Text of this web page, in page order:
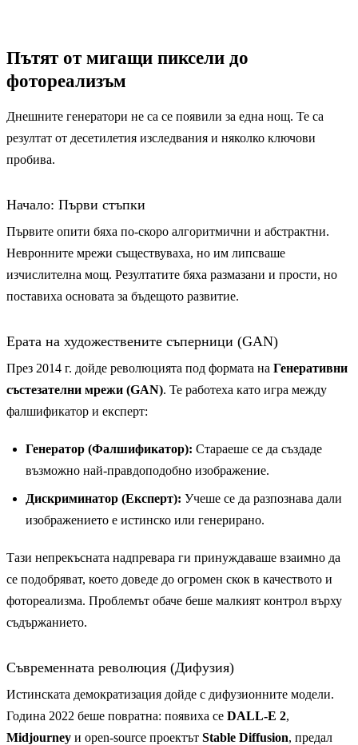
Пътят от мигащи пиксели до
фотореализъм
Днешните генератори не са се появили за една нощ. Те са
резултат от десетилетия изследвания и няколко ключови
пробива.
Начало: Първи стъпки
Първите опити бяха по-скоро алгоритмични и абстрактни.
Невронните мрежи съществуваха, но им липсваше
изчислителна мощ. Резултатите бяха размазани и прости, но
поставиха основата за бъдещото развитие.
Ерата на художествените съперници (GAN)
През 2014 г. дойде революцията под формата на Генеративни
състезателни мрежи (GAN). Те работеха като игра между
фалшификатор и експерт:
Генератор (Фалшификатор): Стараеше се да създаде
възможно най-правдоподобно изображение.
Дискриминатор (Експерт): Учеше се да разпознава дали
изображението е истинско или генерирано.
Тази непрекъсната надпревара ги принуждаваше взаимно да
се подобряват, което доведе до огромен скок в качеството и
фотореализма. Проблемът обаче беше малкият контрол върху
съдържанието.
Съвременната революция (Дифузия)
Истинската демократизация дойде с дифузионните модели.
Година 2022 беше повратна: появиха се DALL-E 2,
Midjourney и open-source проектът Stable Diffusion, предал